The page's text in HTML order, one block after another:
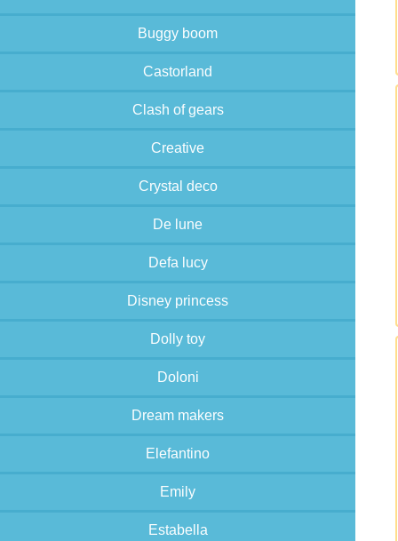
Buggy boom
Castorland
Clash of gears
Creative
Crystal deco
De lune
Defa lucy
Disney princess
Dolly toy
Doloni
Dream makers
Elefantino
Emily
Estabella